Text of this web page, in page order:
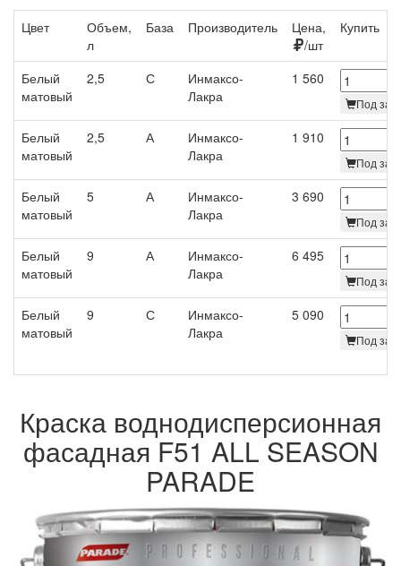
Цвет
Объем,
л
База Производитель
Цена,
/шт
Купить
Белый
матовый
2,5 С
Инмаксо-
Лакра
1 560
Под
Белый
матовый
2,5 А
Инмаксо-
Лакра
1 910
Под
Белый
матовый
5 А
Инмаксо-
Лакра
3 690
Под
Белый
матовый
9 А
Инмаксо-
Лакра
6 495
Под
Белый
матовый
9 С
Инмаксо-
Лакра
5 090
Под
Краска воднодисперсионная
фасадная F51 ALL SEASON
PARADE